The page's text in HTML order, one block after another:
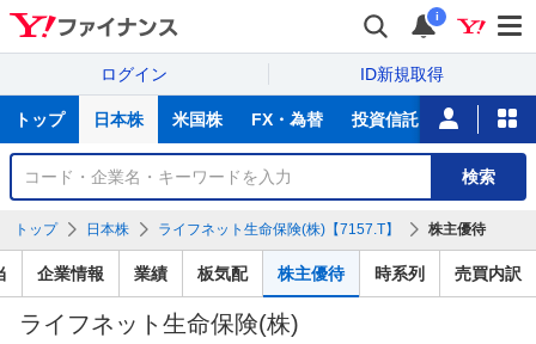
i
ログイン ID新規取得
サ
トップ 日本株 米国株 FX・為替 投資信託 ニュース
銘
検
検索
トップ 日本株 ライフネット生命保険(株)【7157.T】 株主優待
企業情報 業績 板気配 株主優待 時系列 売買内訳
ライフネット生命保険(株)